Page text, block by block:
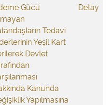
Gücü
Tedavi
Yeşil Kart
Devlet
Kanunda
Yapılmasına
Detay